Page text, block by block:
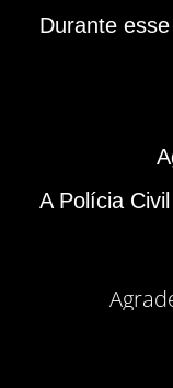
Durante
A Polícia